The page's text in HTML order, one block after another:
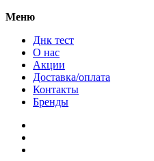
Меню
Днк тест
О нас
Акции
Доставка/оплата
Контакты
Бренды